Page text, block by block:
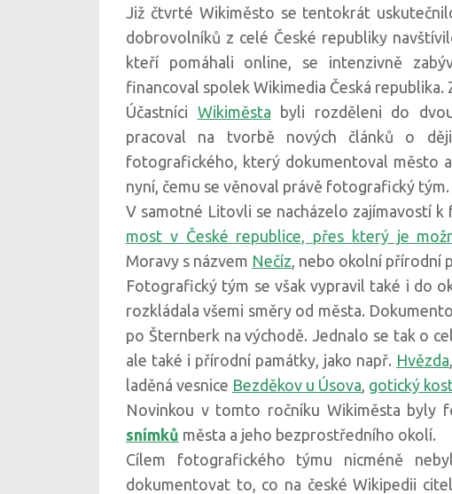
Již čtvrté Wikiměsto se tentokrát
dobrovolníků z celé České republiky
kteří pomáhali online, se intenzivně
financoval spolek Wikimedia Česká republika.
Účastníci Wikiměsta byli rozděleni do
pracoval na tvorbě nových článků o
fotografického, který dokumentoval město
nyní, čemu se věnoval právě fotografický tým.
V samotné Litovli se nacházelo zajímavostí
most v České republice, přes který je
Moravy s názvem Nečíz , nebo okolní přírodní
Fotografický tým se však vypravil také i do
rozkládala všemi směry od města.
po Šternberk na východě. Jednalo se tak o
ale také i přírodní památky, jako např. Hvězda
laděná vesnice Bezděkov u Úsova gotický
Novinkou v tomto ročníku Wikiměsta byly
snímků města a jeho bezprostředního okolí.
Cílem fotografického týmu nicméně
dokumentovat to, co na české Wikipedii